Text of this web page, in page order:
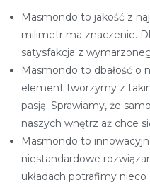
Masmondo to jakość z
milimetr ma znaczenie.
satysfakcja z
Masmondo to dbałość o
element tworzymy z
pasją. Sprawiamy, że
naszych wnętrz aż chce
Masmondo to
niestandardowe
układach potrafimy nieco